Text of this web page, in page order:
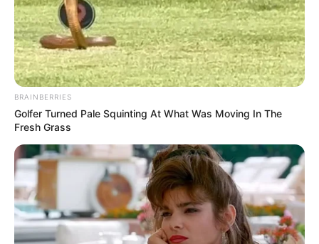
BRAINBERRIES
Golfer Turned Pale Squinting At What Was Moving In The
Fresh Grass